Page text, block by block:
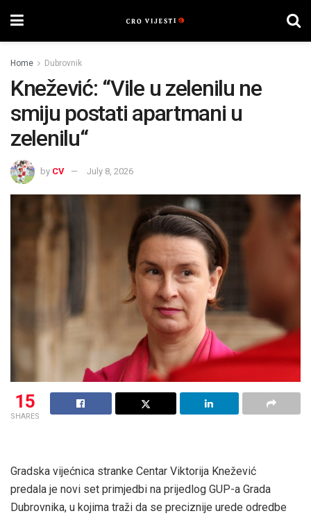
Home Dubrovnik
Knežević: “Vile u zelenilu ne
smiju postati apartmani u
zelenilu“
by CV July 8, 2026
15
SHARES
Gradska vijećnica stranke Centar Viktorija Knežević
predala je novi set primjedbi na prijedlog GUP-a Grada
Dubrovnika, u kojima traži da se preciznije urede odredbe